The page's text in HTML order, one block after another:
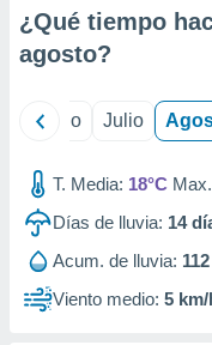
publicidad
1199
¿Qué tiempo
agosto?
Junio Julio
T. Media: 18°C
Días de lluvia: 14
Acum. de lluvia:
Viento medio: 5